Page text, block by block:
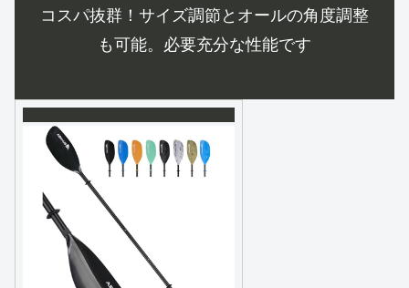
コスパ抜群！サイズ調節とオールの角度調整
も可能。必要充分な性能です